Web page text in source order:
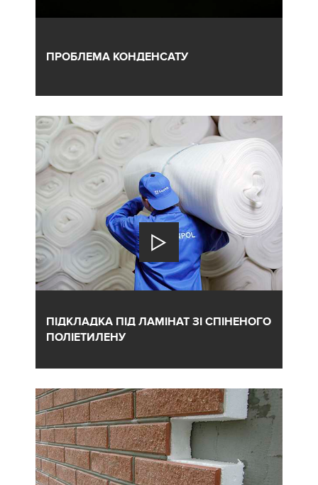
ПРОБЛЕМА КОНДЕНСАТУ
ПІДКЛАДКА ПІД ЛАМІНАТ ЗІ СПІНЕНОГО
ПОЛІЕТИЛЕНУ